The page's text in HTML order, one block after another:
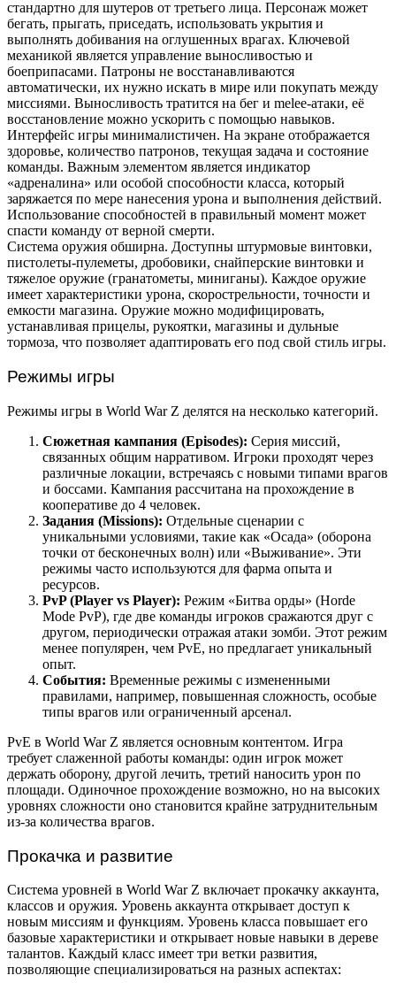
стандартно для шутеров от третьего лица. Персонаж может
бегать, прыгать, приседать, использовать укрытия и
выполнять добивания на оглушенных врагах. Ключевой
механикой является управление выносливостью и
боеприпасами. Патроны не восстанавливаются
автоматически, их нужно искать в мире или покупать между
миссиями. Выносливость тратится на бег и melee-атаки, её
восстановление можно ускорить с помощью навыков.
Интерфейс игры минималистичен. На экране отображается
здоровье, количество патронов, текущая задача и состояние
команды. Важным элементом является индикатор
«адреналина» или особой способности класса, который
заряжается по мере нанесения урона и выполнения действий.
Использование способностей в правильный момент может
спасти команду от верной смерти.
Система оружия обширна. Доступны штурмовые винтовки,
пистолеты-пулеметы, дробовики, снайперские винтовки и
тяжелое оружие (гранатометы, миниганы). Каждое оружие
имеет характеристики урона, скорострельности, точности и
емкости магазина. Оружие можно модифицировать,
устанавливая прицелы, рукоятки, магазины и дульные
тормоза, что позволяет адаптировать его под свой стиль игры.
Режимы игры
Режимы игры в World War Z делятся на несколько категорий.
Сюжетная кампания (Episodes): Серия миссий,
связанных общим нарративом. Игроки проходят через
различные локации, встречаясь с новыми типами врагов
и боссами. Кампания рассчитана на прохождение в
кооперативе до 4 человек.
Задания (Missions): Отдельные сценарии с
уникальными условиями, такие как «Осада» (оборона
точки от бесконечных волн) или «Выживание». Эти
режимы часто используются для фарма опыта и
ресурсов.
PvP (Player vs Player): Режим «Битва орды» (Horde
Mode PvP), где две команды игроков сражаются друг с
другом, периодически отражая атаки зомби. Этот режим
менее популярен, чем PvE, но предлагает уникальный
опыт.
События: Временные режимы с измененными
правилами, например, повышенная сложность, особые
типы врагов или ограниченный арсенал.
PvE в World War Z является основным контентом. Игра
требует слаженной работы команды: один игрок может
держать оборону, другой лечить, третий наносить урон по
площади. Одиночное прохождение возможно, но на высоких
уровнях сложности оно становится крайне затруднительным
из-за количества врагов.
Прокачка и развитие
Система уровней в World War Z включает прокачку аккаунта,
классов и оружия. Уровень аккаунта открывает доступ к
новым миссиям и функциям. Уровень класса повышает его
базовые характеристики и открывает новые навыки в дереве
талантов. Каждый класс имеет три ветки развития,
позволяющие специализироваться на разных аспектах: